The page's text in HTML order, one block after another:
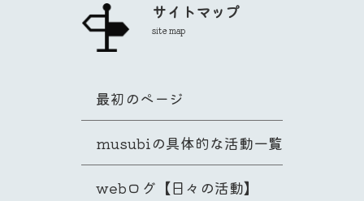
サイトマップ
site map
最初のページ
musubiの具体的な活動一覧
webログ【日々の活動】